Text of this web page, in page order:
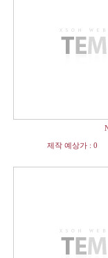
제작 예상가 : 0